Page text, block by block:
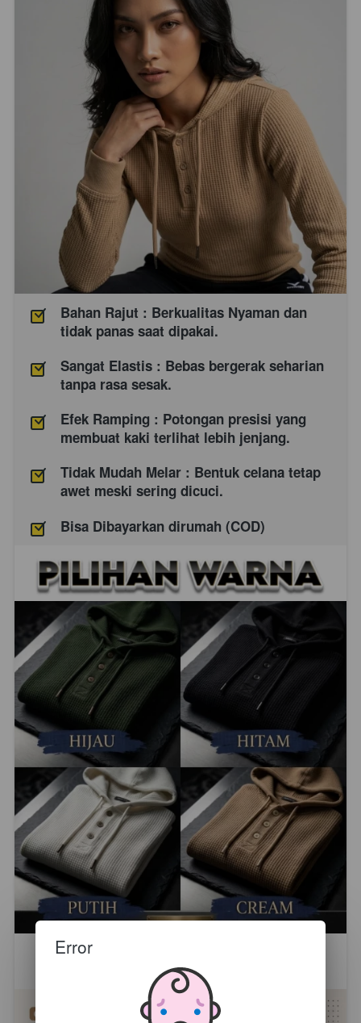
Bahan Rajut : Berkualitas Nyaman dan
tidak panas saat dipakai.
Sangat Elastis : Bebas bergerak seharian
tanpa rasa sesak.
Efek Ramping : Potongan presisi yang
membuat kaki terlihat lebih jenjang.
Tidak Mudah Melar : Bentuk celana tetap
awet meski sering dicuci.
Bisa Dibayarkan dirumah (COD)
Error